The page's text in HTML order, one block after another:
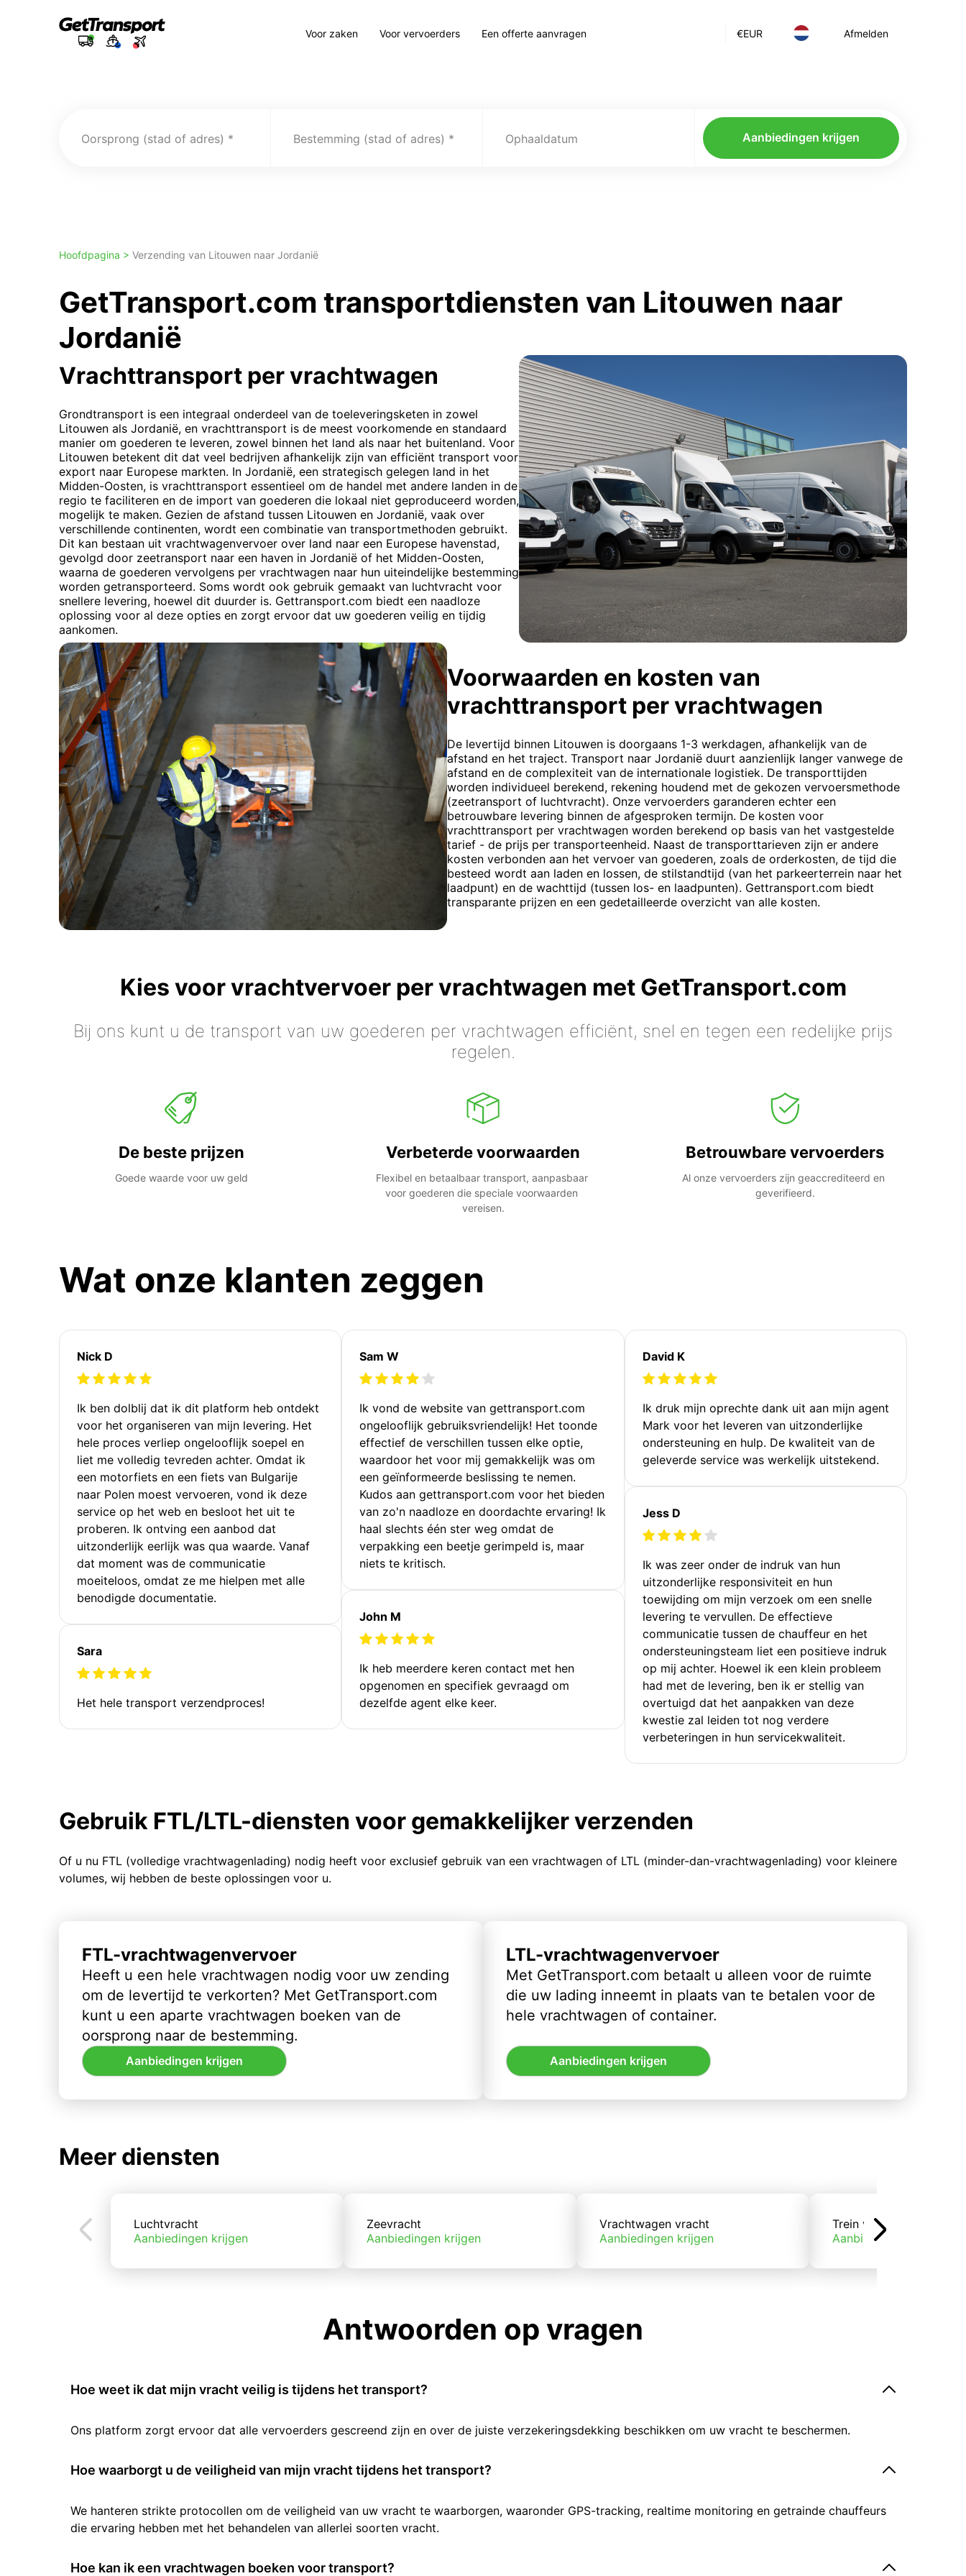
€EUR Afmelden
Voor zaken Voor vervoerders Een offerte aanvragen
Oorsprong (stad of adres) Bestemming (stad of adres) Ophaaldatum Aanbiedingen krijgen
Hoofdpagina > Verzending van Litouwen naar Jordanië
GetTransport.com transportdiensten van Litouwen naar
Jordanië
Vrachttransport per vrachtwagen
Grondtransport is een integraal onderdeel van de toeleveringsketen in zowel
Litouwen als Jordanië, en vrachttransport is de meest voorkomende en standaard
manier om goederen te leveren, zowel binnen het land als naar het buitenland. Voor
Litouwen betekent dit dat veel bedrijven afhankelijk zijn van efficiënt transport voor
export naar Europese markten. In Jordanië, een strategisch gelegen land in het
Midden-Oosten, is vrachttransport essentieel om de handel met andere landen in de
regio te faciliteren en de import van goederen die lokaal niet geproduceerd worden,
mogelijk te maken. Gezien de afstand tussen Litouwen en Jordanië, vaak over
verschillende continenten, wordt een combinatie van transportmethoden gebruikt.
Dit kan bestaan uit vrachtwagenvervoer over land naar een Europese havenstad,
gevolgd door zeetransport naar een haven in Jordanië of het Midden-Oosten,
waarna de goederen vervolgens per vrachtwagen naar hun uiteindelijke bestemming
worden getransporteerd. Soms wordt ook gebruik gemaakt van luchtvracht voor
snellere levering, hoewel dit duurder is. Gettransport.com biedt een naadloze
oplossing voor al deze opties en zorgt ervoor dat uw goederen veilig en tijdig
aankomen.
Voorwaarden en kosten van
vrachttransport per vrachtwagen
De levertijd binnen Litouwen is doorgaans 1-3 werkdagen, afhankelijk van de
afstand en het traject. Transport naar Jordanië duurt aanzienlijk langer vanwege de
afstand en de complexiteit van de internationale logistiek. De transporttijden
worden individueel berekend, rekening houdend met de gekozen vervoersmethode
(zeetransport of luchtvracht). Onze vervoerders garanderen echter een
betrouwbare levering binnen de afgesproken termijn. De kosten voor
vrachttransport per vrachtwagen worden berekend op basis van het vastgestelde
tarief - de prijs per transporteenheid. Naast de transporttarieven zijn er andere
kosten verbonden aan het vervoer van goederen, zoals de orderkosten, de tijd die
besteed wordt aan laden en lossen, de stilstandtijd (van het parkeerterrein naar het
laadpunt) en de wachttijd (tussen los- en laadpunten). Gettransport.com biedt
transparante prijzen en een gedetailleerde overzicht van alle kosten.
Kies voor vrachtvervoer per vrachtwagen met GetTransport.com
Bij ons kunt u de transport van uw goederen per vrachtwagen efficiënt, snel en tegen een redelijke prijs
regelen.
De beste prijzen
Goede waarde voor uw geld
Verbeterde voorwaarden
Flexibel en betaalbaar transport, aanpasbaar
voor goederen die speciale voorwaarden
vereisen.
Betrouwbare vervoerders
Al onze vervoerders zijn geaccrediteerd en
geverifieerd.
Wat onze klanten zeggen
Nick D
Ik ben dolblij dat ik dit platform heb ontdekt
voor het organiseren van mijn levering. Het
hele proces verliep ongelooflijk soepel en
liet me volledig tevreden achter. Omdat ik
een motorfiets en een fiets van Bulgarije
naar Polen moest vervoeren, vond ik deze
service op het web en besloot het uit te
proberen. Ik ontving een aanbod dat
uitzonderlijk eerlijk was qua waarde. Vanaf
dat moment was de communicatie
moeiteloos, omdat ze me hielpen met alle
benodigde documentatie.
Sara
Het hele transport verzendproces!
Sam W
Ik vond de website van gettransport.com
ongelooflijk gebruiksvriendelijk! Het toonde
effectief de verschillen tussen elke optie,
waardoor het voor mij gemakkelijk was om
een geïnformeerde beslissing te nemen.
Kudos aan gettransport.com voor het bieden
van zo'n naadloze en doordachte ervaring! Ik
haal slechts één ster weg omdat de
verpakking een beetje gerimpeld is, maar
niets te kritisch.
John M
Ik heb meerdere keren contact met hen
opgenomen en specifiek gevraagd om
dezelfde agent elke keer.
David K
Ik druk mijn oprechte dank uit aan mijn agent
Mark voor het leveren van uitzonderlijke
ondersteuning en hulp. De kwaliteit van de
geleverde service was werkelijk uitstekend.
Jess D
Ik was zeer onder de indruk van hun
uitzonderlijke responsiviteit en hun
toewijding om mijn verzoek om een snelle
levering te vervullen. De effectieve
communicatie tussen de chauffeur en het
ondersteuningsteam liet een positieve indruk
op mij achter. Hoewel ik een klein probleem
had met de levering, ben ik er stellig van
overtuigd dat het aanpakken van deze
kwestie zal leiden tot nog verdere
verbeteringen in hun servicekwaliteit.
Gebruik FTL/LTL-diensten voor gemakkelijker verzenden
Of u nu FTL (volledige vrachtwagenlading) nodig heeft voor exclusief gebruik van een vrachtwagen of LTL (minder-dan-vrachtwagenlading) voor kleinere
volumes, wij hebben de beste oplossingen voor u.
FTL-vrachtwagenvervoer
Heeft u een hele vrachtwagen nodig voor uw zending
om de levertijd te verkorten? Met GetTransport.com
kunt u een aparte vrachtwagen boeken van de
oorsprong naar de bestemming.
Aanbiedingen krijgen
LTL-vrachtwagenvervoer
Met GetTransport.com betaalt u alleen voor de ruimte
die uw lading inneemt in plaats van te betalen voor de
hele vrachtwagen of container.
Aanbiedingen krijgen
Meer diensten
Luchtvracht
Aanbiedingen krijgen
Zeevracht
Aanbiedingen krijgen
Vrachtwagen vracht
Aanbiedingen krijgen
Trein vracht
Aanbiedingen krijgen
Antwoorden op vragen
Hoe weet ik dat mijn vracht veilig is tijdens het transport?
Ons platform zorgt ervoor dat alle vervoerders gescreend zijn en over de juiste verzekeringsdekking beschikken om uw vracht te beschermen.
Hoe waarborgt u de veiligheid van mijn vracht tijdens het transport?
We hanteren strikte protocollen om de veiligheid van uw vracht te waarborgen, waaronder GPS-tracking, realtime monitoring en getrainde chauffeurs
die ervaring hebben met het behandelen van allerlei soorten vracht.
Hoe kan ik een vrachtwagen boeken voor transport?